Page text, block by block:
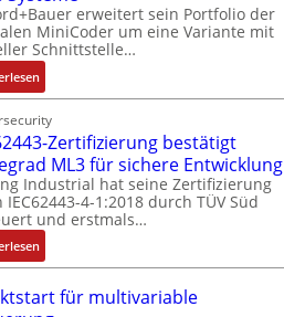
erweitert sein Portfolio der
MiniCoder um eine Variante mit
Schnittstelle…
:
E
i
n
f
a
c
h
e
S
n
Zertifizierung bestätigt
ML3 für sichere Entwicklung
Industrial hat seine Zertifizierung
IEC62443-4-1:2018 durch TÜV Süd
und erstmals…
:
I
C
für multivariable